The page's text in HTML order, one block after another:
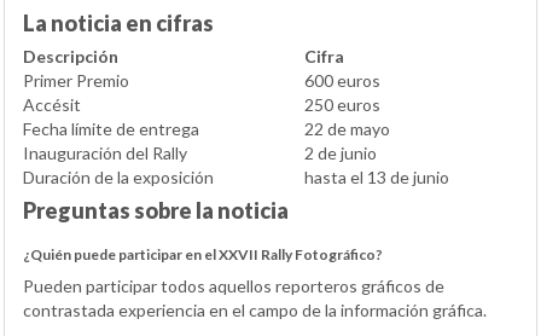
La noticia en cifras
Descripción
Cifra
Primer Premio
600 euros
Accésit
250 euros
Fecha límite de entrega
22 de mayo
Inauguración del Rally
2 de junio
Duración de la exposición
hasta el 13 de junio
Preguntas sobre la noticia
¿Quién puede participar en el XXVII Rally Fotográfico?
Pueden participar todos aquellos reporteros gráficos de
contrastada experiencia en el campo de la información gráfica.